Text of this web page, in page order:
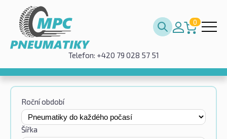
0
Telefon: +420 79 028 57 51
Roční období
Šířka